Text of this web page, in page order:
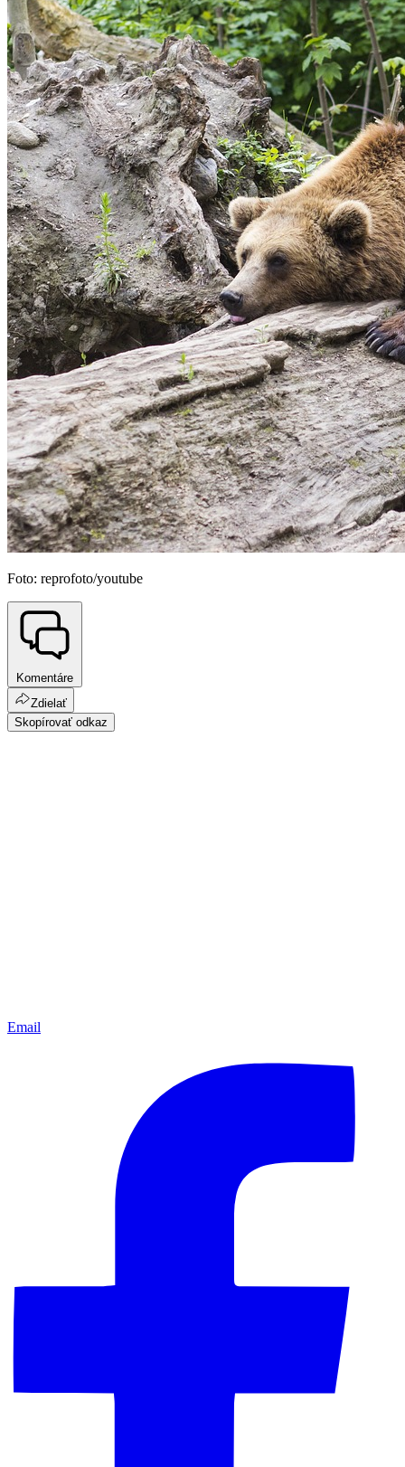
Foto: reprofoto/youtube
Komentáre
Zdielať
Skopírovať odkaz
Email